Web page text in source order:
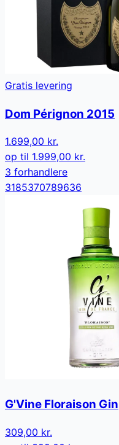
Gratis levering
Dom Pérignon 2015
1.699,00 kr.
op til 1.999,00 kr.
3 forhandlere
3185370789636
G'Vine Floraison Gin
309,00 kr.